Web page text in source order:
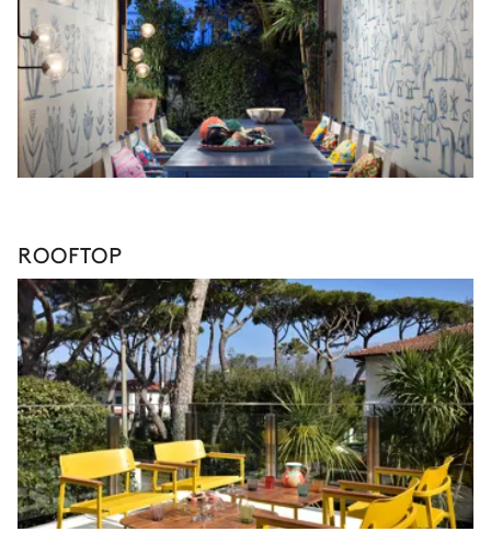
ROOFTOP